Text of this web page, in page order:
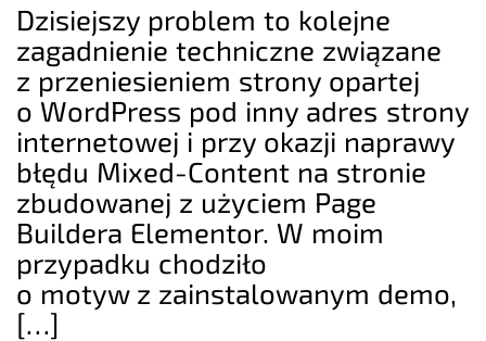
Dzisiejszy problem to kolejne
zagadnienie techniczne związane
z przeniesieniem strony opartej
o WordPress pod inny adres strony
internetowej i przy okazji naprawy
błędu Mixed-Content na stronie
zbudowanej z użyciem Page
Buildera Elementor. W moim
przypadku chodziło
o motyw z zainstalowanym demo,
[…]